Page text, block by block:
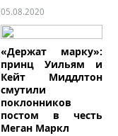
Хуан Карлос, в
понедельник,
заявивший о
решении покинуть
страну на фоне
обвинений в
коррупции.
05.08.2020
«Держат марку»:
принц Уильям и
Кейт Миддлтон
смутили
поклонников
постом в честь
Меган Маркл